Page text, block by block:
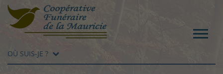
OÙ SUIS-JE ?